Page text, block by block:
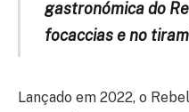
gastronómica do
focaccias e no
Lançado em 2022, o